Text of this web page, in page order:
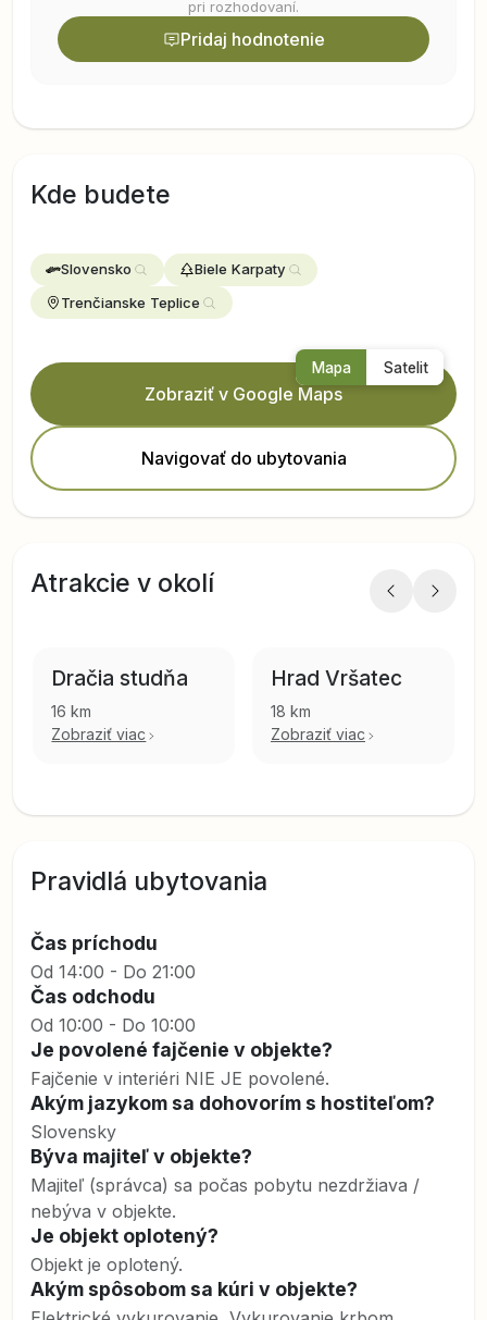
pri rozhodovaní.
Pridaj hodnotenie
Kde budete
Slovensko
Biele Karpaty
Trenčianske Teplice
+
Mapa Satelit
Zobraziť v Google Maps
Navigovať do ubytovania
Atrakcie v okolí
Dračia studňa
16 km
Zobraziť viac
Hrad Vršatec
18 km
Zobraziť viac
Pravidlá ubytovania
Čas príchodu
Od 14:00 - Do 21:00
Čas odchodu
Od 10:00 - Do 10:00
Je povolené fajčenie v objekte?
Fajčenie v interiéri NIE JE povolené.
Akým jazykom sa dohovorím s hostiteľom?
Slovensky
Býva majiteľ v objekte?
Majiteľ (správca) sa počas pobytu nezdržiava /
nebýva v objekte.
Je objekt oplotený?
Objekt je oplotený.
Akým spôsobom sa kúri v objekte?